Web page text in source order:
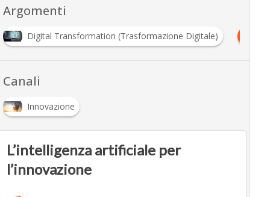
Argomenti
Digital Transformation (Trasformazione Digitale)
Canali
Innovazione
L’intelligenza artificiale per
l’innovazione